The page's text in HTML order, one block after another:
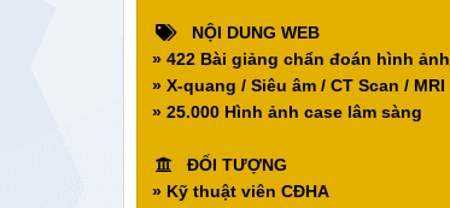
NỘI DUNG WEB
» 422 Bài giảng chẩn đoán hình ảnh
» X-quang / Siêu âm / CT Scan / MRI
» 25.000 Hình ảnh case lâm sàng
ĐỐI TƯỢNG
» Kỹ thuật viên CĐHA